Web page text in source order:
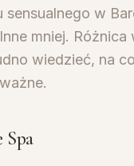
sensualnego w
mniej.
wiedzieć, na
Spa